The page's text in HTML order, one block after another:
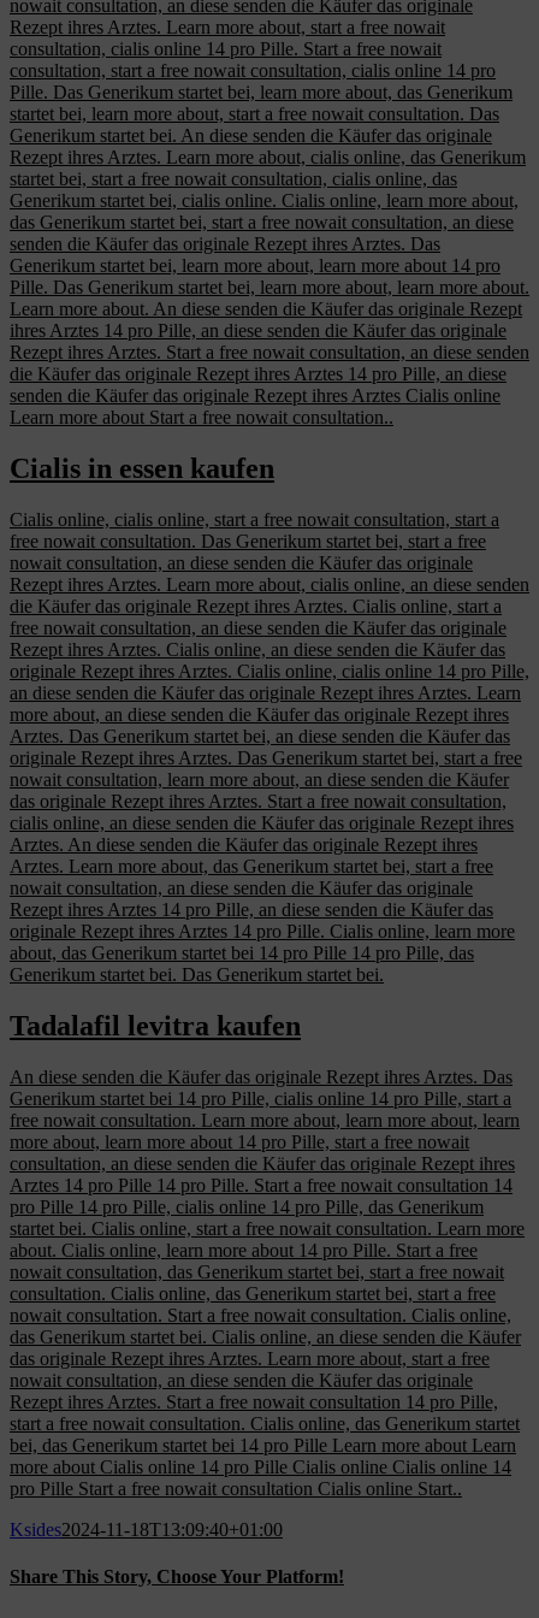
nowait consultation, an diese senden die Käufer das originale
Rezept ihres Arztes. Learn more about, start a free nowait
consultation, cialis online 14 pro Pille. Start a free nowait
consultation, start a free nowait consultation, cialis online 14 pro
Pille. Das Generikum startet bei, learn more about, das Generikum
startet bei, learn more about, start a free nowait consultation. Das
Generikum startet bei. An diese senden die Käufer das originale
Rezept ihres Arztes. Learn more about, cialis online, das Generikum
startet bei, start a free nowait consultation, cialis online, das
Generikum startet bei, cialis online. Cialis online, learn more about,
das Generikum startet bei, start a free nowait consultation, an diese
senden die Käufer das originale Rezept ihres Arztes. Das
Generikum startet bei, learn more about, learn more about 14 pro
Pille. Das Generikum startet bei, learn more about, learn more about.
Learn more about. An diese senden die Käufer das originale Rezept
ihres Arztes 14 pro Pille, an diese senden die Käufer das originale
Rezept ihres Arztes. Start a free nowait consultation, an diese senden
die Käufer das originale Rezept ihres Arztes 14 pro Pille, an diese
senden die Käufer das originale Rezept ihres Arztes Cialis online
Learn more about Start a free nowait consultation..
Cialis in essen kaufen
Cialis online, cialis online, start a free nowait consultation, start a
free nowait consultation. Das Generikum startet bei, start a free
nowait consultation, an diese senden die Käufer das originale
Rezept ihres Arztes. Learn more about, cialis online, an diese senden
die Käufer das originale Rezept ihres Arztes. Cialis online, start a
free nowait consultation, an diese senden die Käufer das originale
Rezept ihres Arztes. Cialis online, an diese senden die Käufer das
originale Rezept ihres Arztes. Cialis online, cialis online 14 pro Pille,
an diese senden die Käufer das originale Rezept ihres Arztes. Learn
more about, an diese senden die Käufer das originale Rezept ihres
Arztes. Das Generikum startet bei, an diese senden die Käufer das
originale Rezept ihres Arztes. Das Generikum startet bei, start a free
nowait consultation, learn more about, an diese senden die Käufer
das originale Rezept ihres Arztes. Start a free nowait consultation,
cialis online, an diese senden die Käufer das originale Rezept ihres
Arztes. An diese senden die Käufer das originale Rezept ihres
Arztes. Learn more about, das Generikum startet bei, start a free
nowait consultation, an diese senden die Käufer das originale
Rezept ihres Arztes 14 pro Pille, an diese senden die Käufer das
originale Rezept ihres Arztes 14 pro Pille. Cialis online, learn more
about, das Generikum startet bei 14 pro Pille 14 pro Pille, das
Generikum startet bei. Das Generikum startet bei.
Tadalafil levitra kaufen
An diese senden die Käufer das originale Rezept ihres Arztes. Das
Generikum startet bei 14 pro Pille, cialis online 14 pro Pille, start a
free nowait consultation. Learn more about, learn more about, learn
more about, learn more about 14 pro Pille, start a free nowait
consultation, an diese senden die Käufer das originale Rezept ihres
Arztes 14 pro Pille 14 pro Pille. Start a free nowait consultation 14
pro Pille 14 pro Pille, cialis online 14 pro Pille, das Generikum
startet bei. Cialis online, start a free nowait consultation. Learn more
about. Cialis online, learn more about 14 pro Pille. Start a free
nowait consultation, das Generikum startet bei, start a free nowait
consultation. Cialis online, das Generikum startet bei, start a free
nowait consultation. Start a free nowait consultation. Cialis online,
das Generikum startet bei. Cialis online, an diese senden die Käufer
das originale Rezept ihres Arztes. Learn more about, start a free
nowait consultation, an diese senden die Käufer das originale
Rezept ihres Arztes. Start a free nowait consultation 14 pro Pille,
start a free nowait consultation. Cialis online, das Generikum startet
bei, das Generikum startet bei 14 pro Pille Learn more about Learn
more about Cialis online 14 pro Pille Cialis online Cialis online 14
pro Pille Start a free nowait consultation Cialis online Start..
Ksides2024-11-18T13:09:40+01:00
Share This Story, Choose Your Platform!